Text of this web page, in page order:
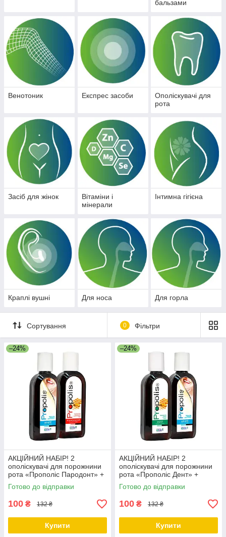
бальзами
Венотоник Експрес засоби
Ополіскувачі для
рота
Засіб для жінок
Вітаміни і
мінерали
Інтимна гігієна
Краплі вушні Для носа Для горла
Сортування 0 Фільтри
–24%
АКЦІЙНИЙ НАБІР! 2
ополіскувачі для порожнини
рота «Прополіс Пародонт» +
«Прополіс Вайт» за
ЗНИЖЕНОЮ ЦІНОЮ
Готово до відправки
100 ₴ 132 ₴
Купити
–24%
АКЦІЙНИЙ НАБІР! 2
ополіскувачі для порожнини
рота «Прополіс Дент» +
«Прополіс Вайт» за
ЗНИЖЕНОЮ ЦІНОЮ
Готово до відправки
100 ₴ 132 ₴
Купити